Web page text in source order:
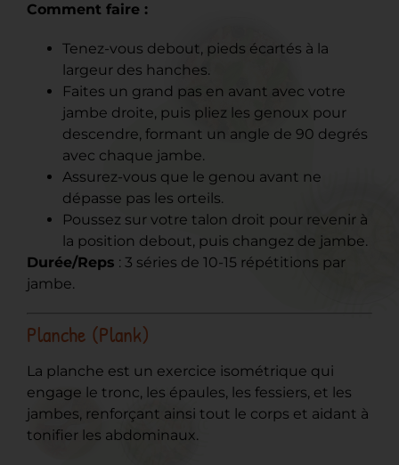
Comment faire :
Tenez-vous debout, pieds écartés à la
largeur des hanches.
Faites un grand pas en avant avec votre
jambe droite, puis pliez les genoux pour
descendre, formant un angle de 90 degrés
avec chaque jambe.
Assurez-vous que le genou avant ne
dépasse pas les orteils.
Poussez sur votre talon droit pour revenir à
la position debout, puis changez de jambe.
Durée/Reps : 3 séries de 10-15 répétitions par
jambe.
Planche (Plank)
La planche est un exercice isométrique qui
engage le tronc, les épaules, les fessiers, et les
jambes, renforçant ainsi tout le corps et aidant à
tonifier les abdominaux.